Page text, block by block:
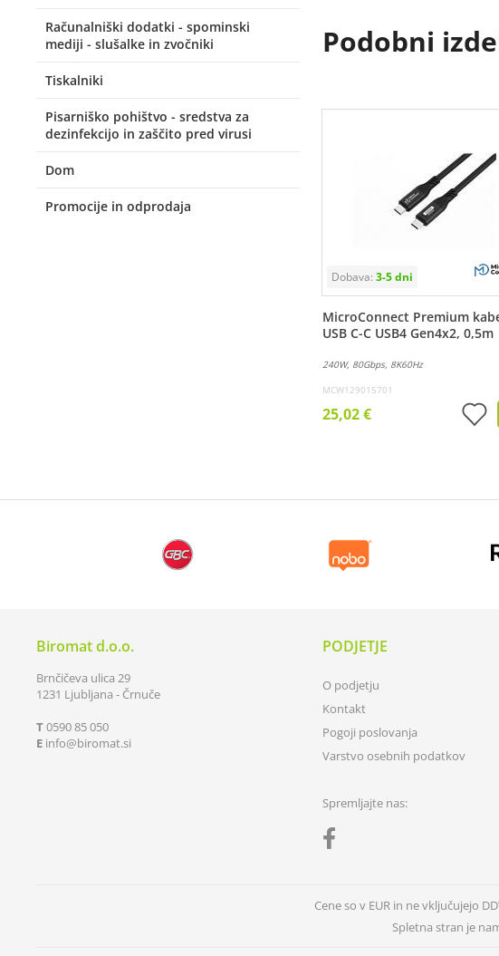
Računalniški dodatki - spominski
mediji - slušalke in zvočniki
Tiskalniki
Pisarniško pohištvo - sredstva za
dezinfekcijo in zaščito pred virusi
Dom
Promocije in odprodaja
Podobni
MicroConnect Premium
USB C-C USB4 Gen4x2, 0,5m
240W, 80Gbps, 8K60Hz
MCW129015701
25,02 €
Biromat d.o.o.
Brnčičeva ulica 29
1231 Ljubljana - Črnuče
T0590 85 050
E info biromat.si
PODJETJE
O podjetju
Kontakt
Pogoji poslovanja
Varstvo osebnih podatkov
Spremljajte nas:
Cene so v EUR in ne vključujejo
Spletna stran je